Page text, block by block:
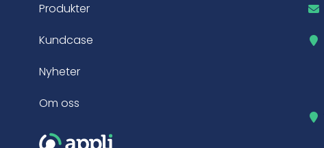
Produkter
Kundcase
Nyheter
Om oss